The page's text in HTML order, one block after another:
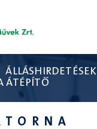
ÁLLÁSHIRDETÉSEK
ÁTÉPÍTŐ